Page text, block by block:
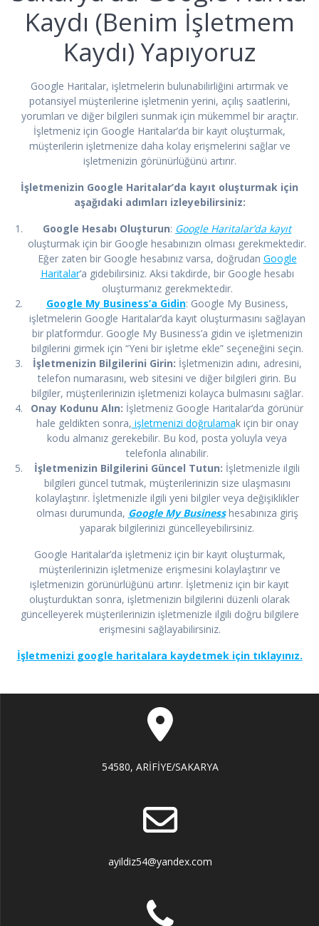
Kaydı (Benim İşletmem
Kaydı) Yapıyoruz
Google Haritalar, işletmelerin bulunabilirliğini artırmak ve
potansiyel müşterilerine işletmenin yerini, açılış saatlerini,
yorumları ve diğer bilgileri sunmak için mükemmel bir araçtır.
İşletmeniz için Google Haritalar’da bir kayıt oluşturmak,
müşterilerin işletmenize daha kolay erişmelerini sağlar ve
işletmenizin görünürlüğünü artırır.
İşletmenizin Google Haritalar’da kayıt oluşturmak için
aşağıdaki adımları izleyebilirsiniz:
Google Hesabı Oluşturun: Google Haritalar’da kayıt
oluşturmak için bir Google hesabınızın olması gerekmektedir.
Eğer zaten bir Google hesabınız varsa, doğrudan Google
Haritalar‘a gidebilirsiniz. Aksi takdirde, bir Google hesabı
oluşturmanız gerekmektedir.
Google My Business’a Gidin: Google My Business,
işletmelerin Google Haritalar’da kayıt oluşturmasını sağlayan
bir platformdur. Google My Business’a gidin ve işletmenizin
bilgilerini girmek için “Yeni bir işletme ekle” seçeneğini seçin.
İşletmenizin Bilgilerini Girin: İşletmenizin adını, adresini,
telefon numarasını, web sitesini ve diğer bilgileri girin. Bu
bilgiler, müşterilerinizin işletmenizi kolayca bulmasını sağlar.
Onay Kodunu Alın: İşletmeniz Google Haritalar’da görünür
hale geldikten sonra, işletmenizi doğrulamak için bir onay
kodu almanız gerekebilir. Bu kod, posta yoluyla veya
telefonla alınabilir.
İşletmenizin Bilgilerini Güncel Tutun: İşletmenizle ilgili
bilgileri güncel tutmak, müşterilerinizin size ulaşmasını
kolaylaştırır. İşletmenizle ilgili yeni bilgiler veya değişiklikler
olması durumunda, Google My Businesshesabınıza giriş
yaparak bilgilerinizi güncelleyebilirsiniz.
Google Haritalar’da işletmeniz için bir kayıt oluşturmak,
müşterilerinizin işletmenize erişmesini kolaylaştırır ve
işletmenizin görünürlüğünü artırır. İşletmeniz için bir kayıt
oluşturduktan sonra, işletmenizin bilgilerini düzenli olarak
güncelleyerek müşterilerinizin işletmenizle ilgili doğru bilgilere
erişmesini sağlayabilirsiniz.
İşletmenizi google haritalara kaydetmek için tıklayınız.
54580, ARİFİYE/SAKARYA
ayildiz54@yandex.com